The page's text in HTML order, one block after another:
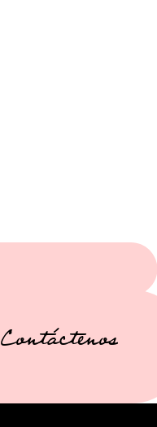
Contáctenos